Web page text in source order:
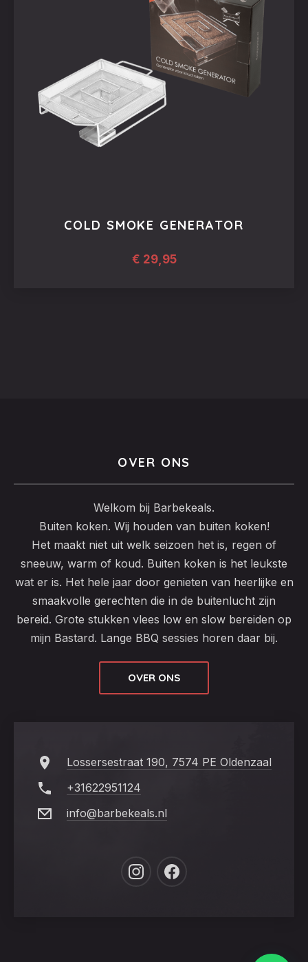
COLD SMOKE GENERATOR
€ 29,95
OVER ONS
Welkom bij Barbekeals.
Buiten koken. Wij houden van buiten koken!
Het maakt niet uit welk seizoen het is, regen of
sneeuw, warm of koud. Buiten koken is het leukste
wat er is. Het hele jaar door genieten van heerlijke en
smaakvolle gerechten die in de buitenlucht zijn
bereid. Grote stukken vlees low en slow bereiden op
mijn Bastard. Lange BBQ sessies horen daar bij.
OVER ONS
Lossersestraat 190, 7574 PE Oldenzaal
+31622951124
info@barbekeals.nl
New
New